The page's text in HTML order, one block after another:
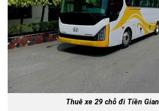
Thuê xe 29 chỗ đi Tiền